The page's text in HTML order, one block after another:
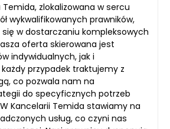
zlokalizowana w sercu
wykwalifikowanych prawników,
w dostarczaniu kompleksowych
oferta skierowana jest
indywidualnych, jak i
przypadek traktujemy z
co pozwala nam na
do specyficznych potrzeb
Kancelarii Temida stawiamy na
usług, co czyni nas